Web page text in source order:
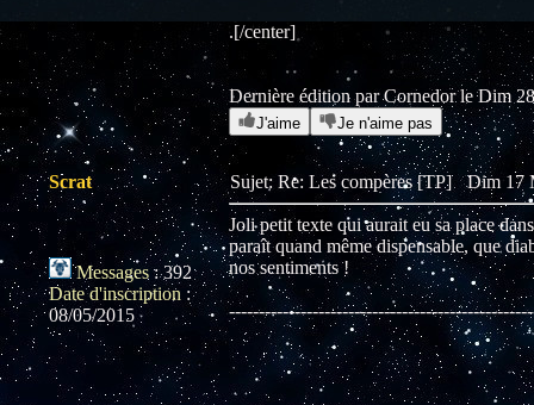
.[/center]
Dernière édition par Cornedor le Dim
J'aime Je n'aime pas
Scrat
Messages :392
Date d'inscription :
08/05/2015
Sujet: Re: Les compères [TP]Dim 17
Joli petit texte qui aurait eu sa place
paraît quand même dispensable, que
nos sentiments !